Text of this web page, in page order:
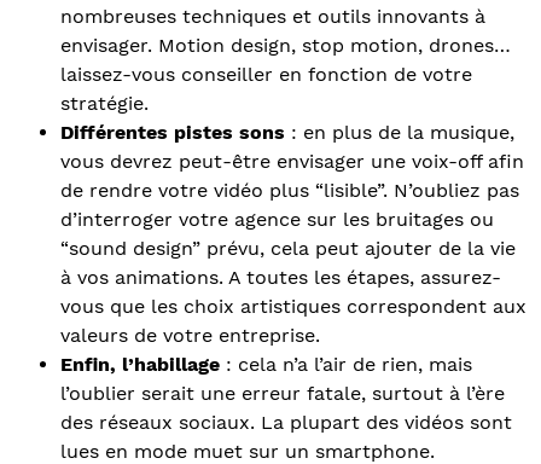
nombreuses techniques et outils innovants à
envisager. Motion design, stop motion, drones…
laissez-vous conseiller en fonction de votre
stratégie.
Différentes pistes sons : en plus de la musique,
vous devrez peut-être envisager une voix-off afin
de rendre votre vidéo plus “lisible”. N’oubliez pas
d’interroger votre agence sur les bruitages ou
“sound design” prévu, cela peut ajouter de la vie
à vos animations. A toutes les étapes, assurez-
vous que les choix artistiques correspondent aux
valeurs de votre entreprise.
Enfin, l’habillage : cela n’a l’air de rien, mais
l’oublier serait une erreur fatale, surtout à l’ère
des réseaux sociaux. La plupart des vidéos sont
lues en mode muet sur un smartphone.